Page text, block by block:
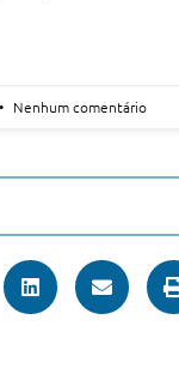
Nenhum comentário